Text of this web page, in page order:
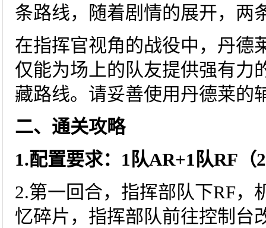
条路线，随着剧情的展开，两
在指挥官视角的战役中，丹德
仅能为场上的队友提供强有力
藏路线。请妥善使用丹德莱的
二、通关攻略
1.配置要求：1队AR+1队RF（
2.第一回合，指挥部队下RF，
忆碎片，指挥部队前往控制台